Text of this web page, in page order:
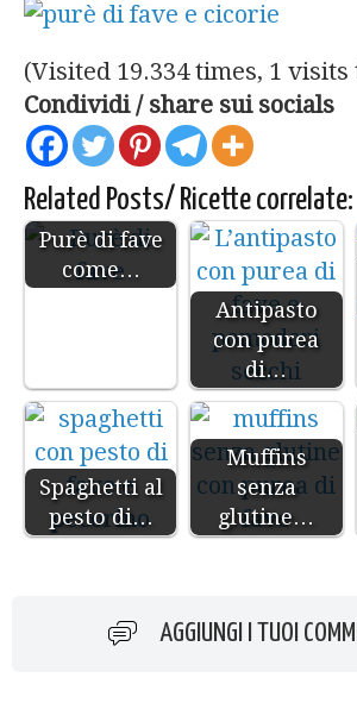
(Visited 19.334 times, 1 visits
Condividi / share sui socials
Related Posts/ Ricette correlate:
Purè di fave
come…
Antipasto
con purea
di…
Spaghetti al
pesto di…
Muffins
senza
glutine…
AGGIUNGI I TUOI